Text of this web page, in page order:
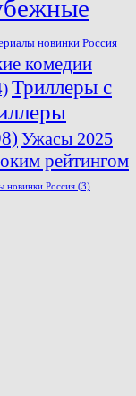
новинки Россия
комедии
Триллеры с
Ужасы 2025
рейтингом
новинки Россия (3)